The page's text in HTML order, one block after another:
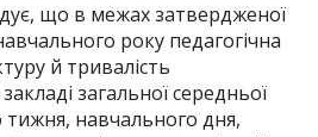
що в межах затвердженої
року педагогічна
й тривалість
загальної середньої
тижня, навчального дня,